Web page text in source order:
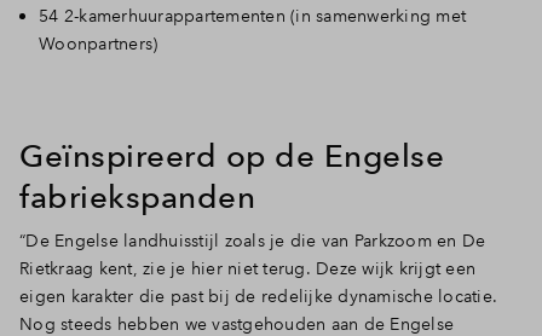
54 2-kamerhuurappartementen (in samenwerking met
Woonpartners)
Geïnspireerd op de Engelse
fabriekspanden
“De Engelse landhuisstijl zoals je die van Parkzoom en De
Rietkraag kent, zie je hier niet terug. Deze wijk krijgt een
eigen karakter die past bij de redelijke dynamische locatie.
Nog steeds hebben we vastgehouden aan de Engelse